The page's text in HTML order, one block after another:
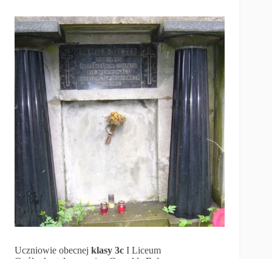
Uczniowie obecnej klasy 3c I Liceum